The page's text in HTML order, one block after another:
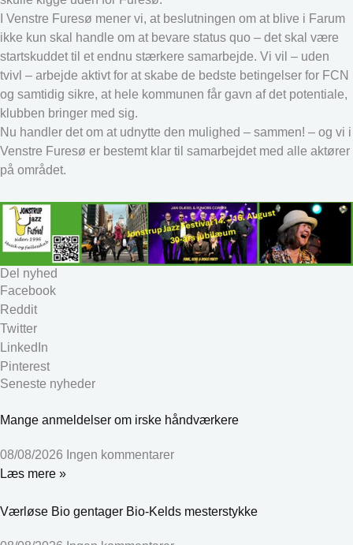
I Venstre Furesø mener vi, at beslutningen om at blive i Farum
ikke kun skal handle om at bevare status quo – det skal være
startskuddet til et endnu stærkere samarbejde. Vi vil – uden
tvivl – arbejde aktivt for at skabe de bedste betingelser for FCN
og samtidig sikre, at hele kommunen får gavn af det potentiale,
klubben bringer med sig.
Nu handler det om at udnytte den mulighed – sammen! – og vi i
Venstre Furesø er bestemt klar til samarbejdet med alle aktører
på området.
Del nyhed
Facebook
Reddit
Twitter
LinkedIn
Pinterest
Seneste nyheder
Mange anmeldelser om irske håndværkere
08/08/2026 Ingen kommentarer
Læs mere »
Værløse Bio gentager Bio-Kelds mesterstykke